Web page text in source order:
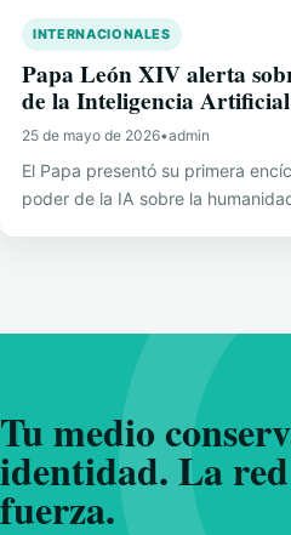
INTERNACIONALES
Papa León XIV alerta
de la Inteligencia Artificial
25 de mayo de 2026•admin
El Papa presentó su primera
poder de la IA sobre la
Tu medio
identidad. La
fuerza.